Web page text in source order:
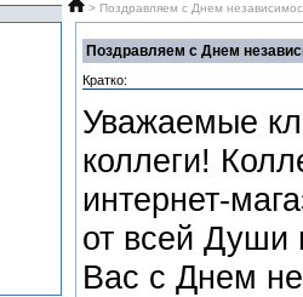
> Поздравляем с Днем
Поздравляем с Днем
Кратко:
Уважаемые
коллеги!
интернет-
от всей Души
Вас с Днем